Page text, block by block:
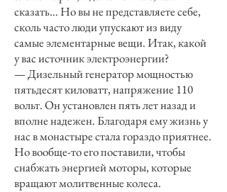
сказать… Но вы не представляете себе,
сколь часто люди упускают из виду
самые элементарные вещи. Итак, какой
у вас источник электроэнергии?
— Дизельный генератор мощностью
пятьдесят киловатт, напряжение 110
вольт. Он установлен пять лет назад и
вполне надежен. Благодаря ему жизнь у
нас в монастыре стала гораздо приятнее.
Но вообще-то его поставили, чтобы
снабжать энергией моторы, которые
вращают молитвенные колеса.